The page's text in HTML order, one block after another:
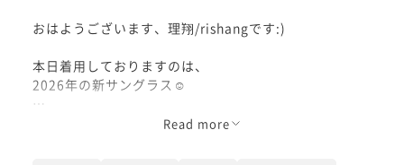
おはようございます、理翔/rishangです:)
本日着用しておりますのは、
2026年の新サングラス☺︎
レッドが少し強いブラウンのレンズで
Read more